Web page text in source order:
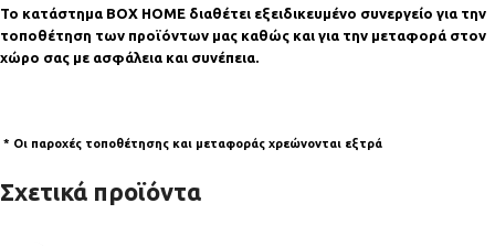
Το κατάστημα BOX HOME διαθέτει εξειδικευμένο συνεργείο για την
τοποθέτηση των προϊόντων μας καθώς και για την μεταφορά στον
χώρο σας με ασφάλεια και συνέπεια.
* Οι παροχές τοποθέτησης και μεταφοράς χρεώνονται εξτρά
Σχετικά προϊόντα